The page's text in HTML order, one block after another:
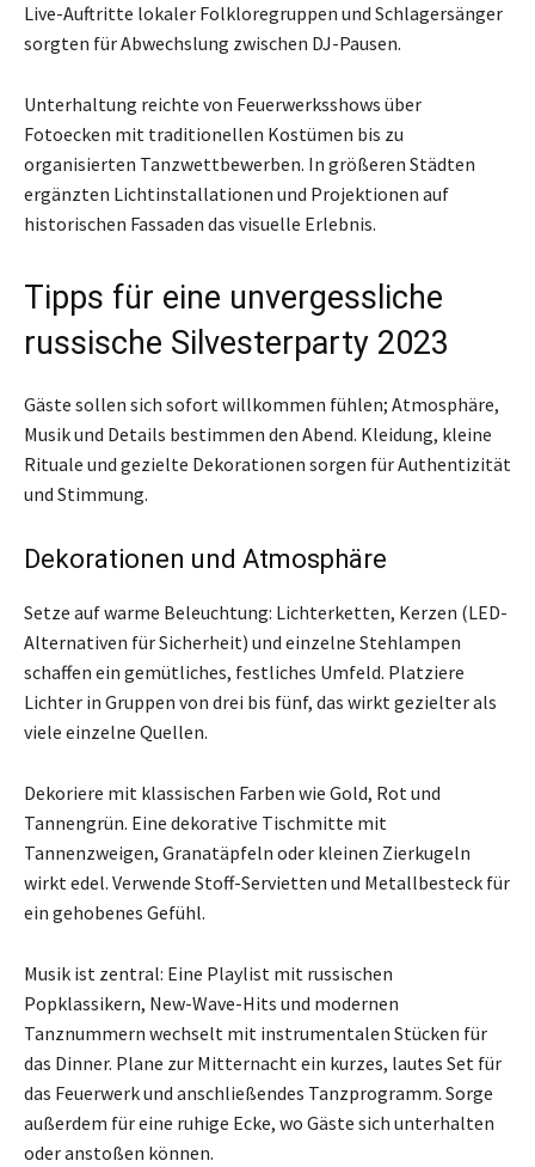
Live-Auftritte lokaler Folkloregruppen und Schlagersänger
sorgten für Abwechslung zwischen DJ-Pausen.
Unterhaltung reichte von Feuerwerksshows über
Fotoecken mit traditionellen Kostümen bis zu
organisierten Tanzwettbewerben. In größeren Städten
ergänzten Lichtinstallationen und Projektionen auf
historischen Fassaden das visuelle Erlebnis.
Tipps für eine unvergessliche
russische Silvesterparty 2023
Gäste sollen sich sofort willkommen fühlen; Atmosphäre,
Musik und Details bestimmen den Abend. Kleidung, kleine
Rituale und gezielte Dekorationen sorgen für Authentizität
und Stimmung.
Dekorationen und Atmosphäre
Setze auf warme Beleuchtung: Lichterketten, Kerzen (LED-
Alternativen für Sicherheit) und einzelne Stehlampen
schaffen ein gemütliches, festliches Umfeld. Platziere
Lichter in Gruppen von drei bis fünf, das wirkt gezielter als
viele einzelne Quellen.
Dekoriere mit klassischen Farben wie Gold, Rot und
Tannengrün. Eine dekorative Tischmitte mit
Tannenzweigen, Granatäpfeln oder kleinen Zierkugeln
wirkt edel. Verwende Stoff-Servietten und Metallbesteck für
ein gehobenes Gefühl.
Musik ist zentral: Eine Playlist mit russischen
Popklassikern, New-Wave-Hits und modernen
Tanznummern wechselt mit instrumentalen Stücken für
das Dinner. Plane zur Mitternacht ein kurzes, lautes Set für
das Feuerwerk und anschließendes Tanzprogramm. Sorge
außerdem für eine ruhige Ecke, wo Gäste sich unterhalten
oder anstoßen können.